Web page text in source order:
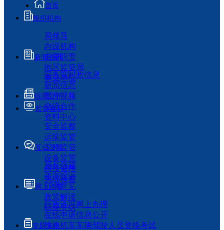
首页
组织机构
局领导
内设机构
主要职责
地区监管局
事业单位
新闻资讯
国务院时政信息
新闻信息
图片视频
交流合作
资料中心
信息公开
监管履职
安全监察
运输监管
工程监管
设备监管
科技管理
执法检查
互动交流
局长信箱
咨询投诉
征求意见
政策解读
回应关切
网上办事
行政许可网上办理
在线申请信息公开
铁路机车车辆驾驶人员资格考试
专题专栏